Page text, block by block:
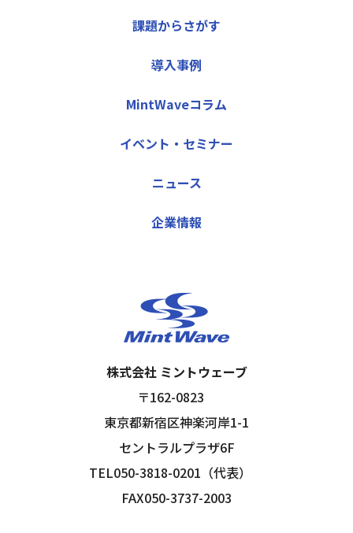
課題からさがす
導入事例
MintWaveコラム
イベント・セミナー
ニュース
企業情報
株式会社 ミントウェーブ
〒162-0823
東京都新宿区神楽河岸1-1
セントラルプラザ6F
TEL050-3818-0201（代表）
FAX050-3737-2003